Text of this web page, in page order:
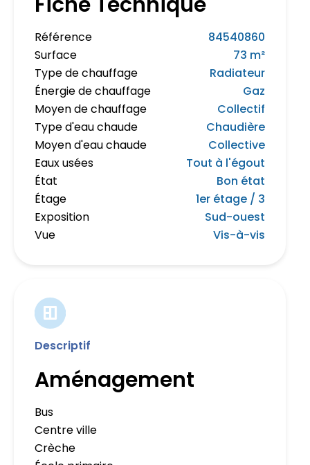
Référence
84540860
Surface
73 m²
Type de chauffage
Radiateur
Énergie de chauffage
Gaz
Moyen de chauffage
Collectif
Type d'eau chaude
Chaudière
Moyen d'eau chaude
Collective
Eaux usées
Tout à l'égout
État
Bon état
Étage
1er étage / 3
Exposition
Sud-ouest
Vue
Vis-à-vis
Descriptif
Aménagement
Bus
Centre ville
Crèche